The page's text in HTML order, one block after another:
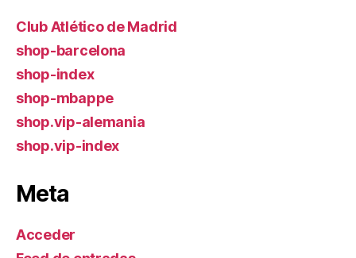
Club Atlético de Madrid
shop-barcelona
shop-index
shop-mbappe
shop.vip-alemania
shop.vip-index
Meta
Acceder